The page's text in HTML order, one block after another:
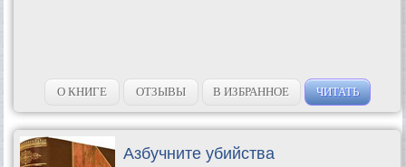
О КНИГЕ ОТЗЫВЫ В ИЗБРАННОЕ ЧИТАТЬ
Азбучните убийства